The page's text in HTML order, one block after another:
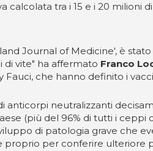
calcolata tra i 15 e i 20
Journal of Medicine', è
di vite" ha affermato Franco
che hanno definito i
neutralizzanti
(più del 96% di tutti i ceppi
di patologia grave che
per conferire ulteriore